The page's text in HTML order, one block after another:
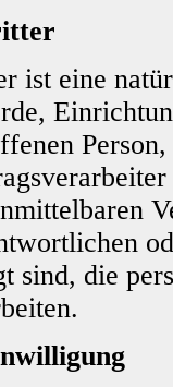
ist eine
sind, die